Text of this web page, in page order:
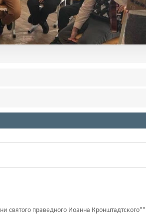
праведного Иоанна Кронштадтского""